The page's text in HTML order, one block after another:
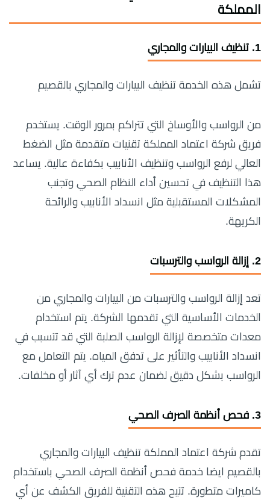
المملكة
1. تنظيف البيارات والمجاري
تشمل هذه الخدمة تنظيف البيارات والمجاري بالقصيم
من الرواسب والأوساخ التي تتراكم بمرور الوقت. يستخدم
فريق شركة اعتماد المملكة تقنيات متقدمة مثل الضغط
العالي لرفع الرواسب وتنظيف الأنابيب بكفاءة عالية. يساعد
هذا التنظيف في تحسين أداء النظام الصحي وتجنب
المشكلات المستقبلية مثل انسداد الأنابيب والرائحة
الكريهة.
2. إزالة الرواسب والترسبات
تعد إزالة الرواسب والترسبات من البيارات والمجاري من
الخدمات الأساسية التي تقدمها الشركة. يتم استخدام
معدات متخصصة لإزالة الرواسب الصلبة التي قد تتسبب في
انسداد الأنابيب والتأثير على تدفق المياه. يتم التعامل مع
الرواسب بشكل دقيق لضمان عدم ترك أي آثار أو مخلفات.
3. فحص أنظمة الصرف الصحي
تقدم شركة اعتماد المملكة تنظيف البيارات والمجاري
بالقصيم ايضا خدمة فحص أنظمة الصرف الصحي باستخدام
كاميرات متطورة. تتيح هذه التقنية للفريق الكشف عن أي